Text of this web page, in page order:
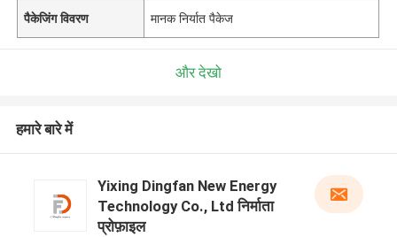
पैकेजिंग विवरण मानक निर्यात पैकेज
और देखो
हमारे बारे में
Yixing Dingfan New Energy
Technology Co., Ltd निर्माता
प्रोफ़ाइल